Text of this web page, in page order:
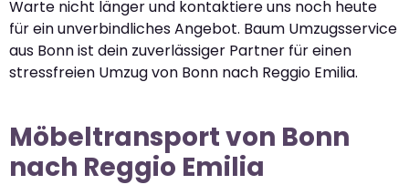
Warte nicht länger und kontaktiere uns noch heute
für ein unverbindliches Angebot. Baum Umzugsservice
aus Bonn ist dein zuverlässiger Partner für einen
stressfreien Umzug von Bonn nach Reggio Emilia.
Möbeltransport von Bonn
nach Reggio Emilia